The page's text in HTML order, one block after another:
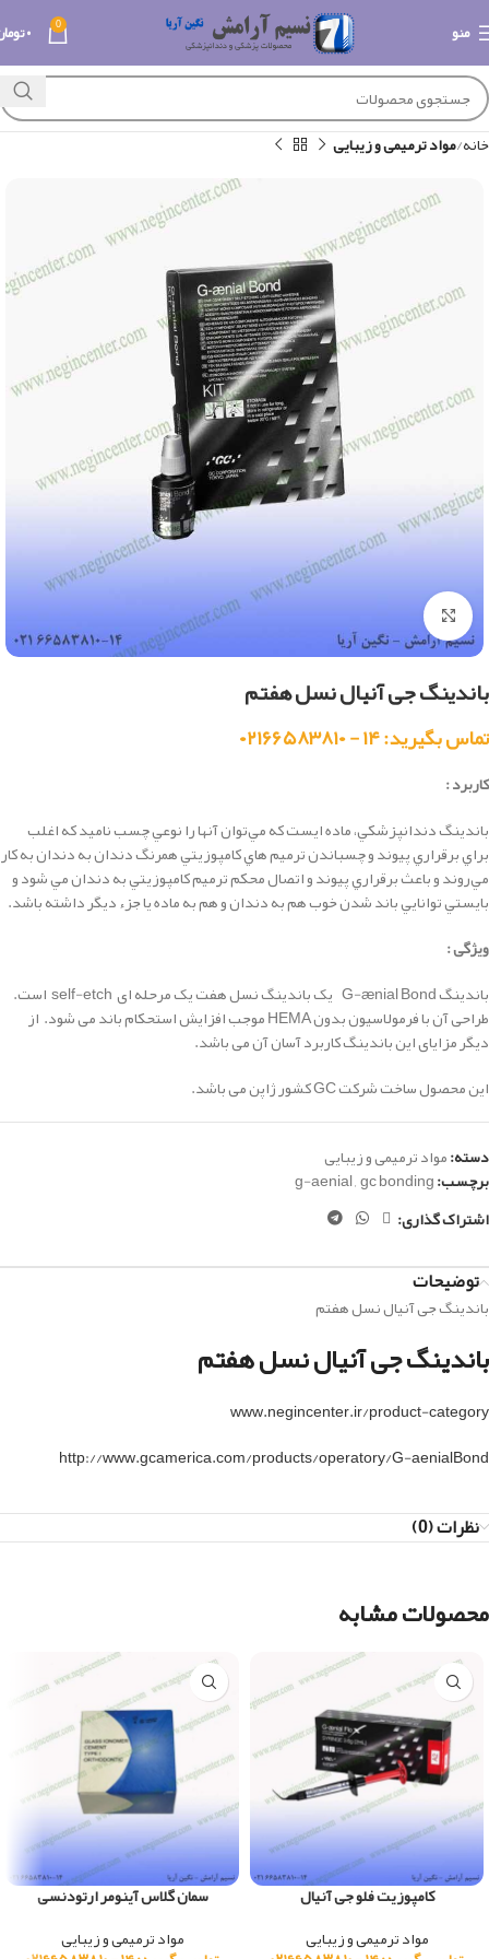
منو 0 ۰
خانه مواد ترمیمی و زیبایی
بزرگنمایی تصویر
باندینگ جی آنیال نسل هفتم
تماس بگیرید: ۱۴ - ۰۲۱۶۶۵۸۳۸۱۰
کاربرد :
باندينگ دندانپزشكي، ماده ايست كه مي‌توان آنها را نوعي چسب ناميد كه اغلب
براي برقراري پيوند و چسباندن ترميم هاي كامپوزيتي همرنگ دندان به دندان به كار
مي‌روند و باعث برقراري پيوند و اتصال محكم ترميم كامپوزيتي به دندان مي شود و
بايستي توانايي باند شدن خوب هم به دندان و هم به ماده يا جزء ديگر داشته باشد.
ویژگی :
باندینگG-ænial Bond یک باندینگ نسل هفت یک مرحله ای self-etch است.
طراحی آن با فرمولاسیون بدون HEMA موجب افزایش استحکام باند می شود. از
دیگر مزایای این باندینگکاربرد آسان آن می باشد.
این محصول ساخت شرکت GC کشور ژاپن می باشد.
دسته:مواد ترمیمی و زیبایی
برچسب: g-aenial,gc bonding
اشتراک گذاری:
توضیحات
باندینگ جی آنیال نسل هفتم
باندینگ جی آنیال نسل هفتم
www.negincenter.ir/product-category
http://www.gcamerica.com/products/operatory/G-aenialBond
نظرات (0)
محصولات مشابه
کامپوزیت فلو جی آنیال
مواد ترمیمی و زیبایی
سمان گلاس آینومر ارتودنسی
مواد ترمیمی و زیبایی